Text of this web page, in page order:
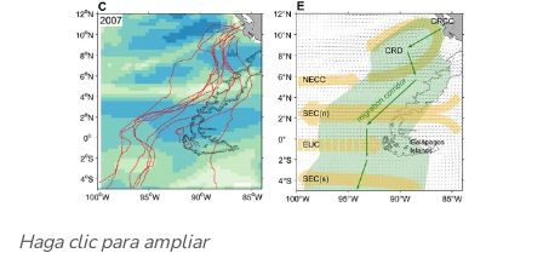
Haga clic para ampliar